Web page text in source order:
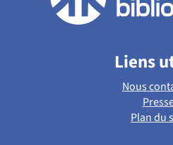
Liens
Nous
Plan du